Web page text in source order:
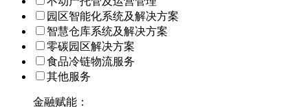
园区智能化系统及解决方案
智慧仓库系统及解决方案
零碳园区解决方案
食品冷链物流服务
其他服务
金融赋能：